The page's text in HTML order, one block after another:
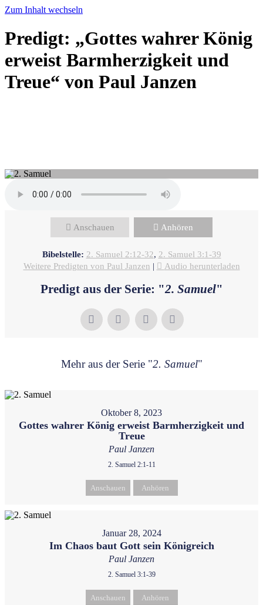
Zum Inhalt wechseln
Predigt: „Gottes wahrer König
erweist Barmherzigkeit und
Treue“ von Paul Janzen
Anschauen Anhören
Bibelstelle: 2. Samuel 2:12-32, 2. Samuel 3:1-39
Weitere Predigten von Paul Janzen | Audio herunterladen
Predigt aus der Serie: "2. Samuel"
Mehr aus der Serie "2. Samuel"
Oktober 8, 2023
Gottes wahrer König erweist Barmherzigkeit und
Treue
Paul Janzen
2. Samuel 2:1-11
Anschauen Anhören
Januar 28, 2024
Im Chaos baut Gott sein Königreich
Paul Janzen
2. Samuel 3:1-39
Anschauen Anhören